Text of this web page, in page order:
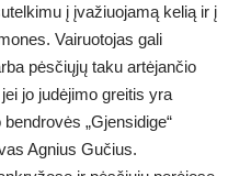
į įvažiuojamą kelią ir į
Vairuotojas gali
pėsčiųjų taku artėjančio
jo judėjimo greitis yra
„Gjensidige“
Agnius Gučius.